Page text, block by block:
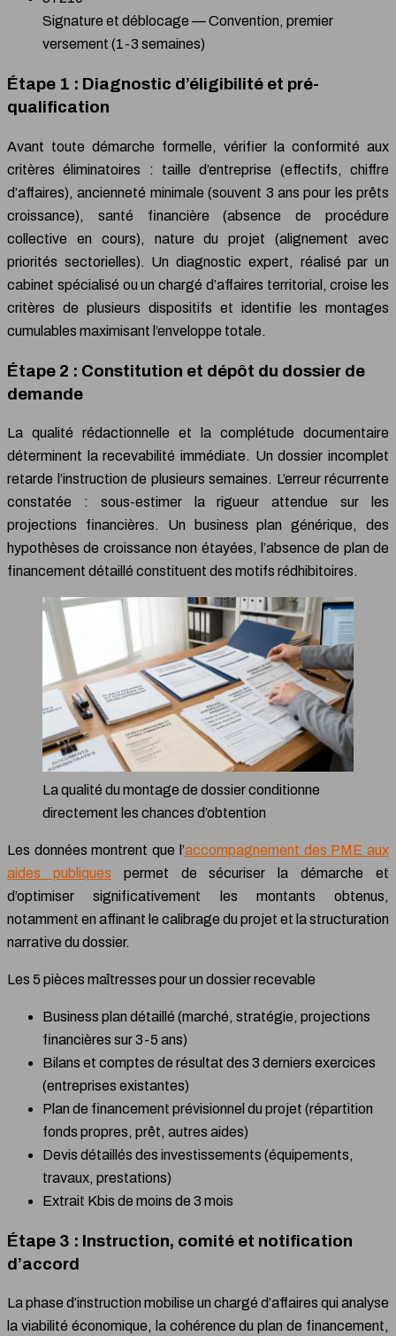
Signature et déblocage — Convention, premier
versement (1-3 semaines)
Étape 1 : Diagnostic d’éligibilité et pré-
qualification
Avant toute démarche formelle, vérifier la conformité aux
critères éliminatoires : taille d’entreprise (effectifs, chiffre
d’affaires), ancienneté minimale (souvent 3 ans pour les prêts
croissance), santé financière (absence de procédure
collective en cours), nature du projet (alignement avec
priorités sectorielles). Un diagnostic expert, réalisé par un
cabinet spécialisé ou un chargé d’affaires territorial, croise les
critères de plusieurs dispositifs et identifie les montages
cumulables maximisant l’enveloppe totale.
Étape 2 : Constitution et dépôt du dossier de
demande
La qualité rédactionnelle et la complétude documentaire
déterminent la recevabilité immédiate. Un dossier incomplet
retarde l’instruction de plusieurs semaines. L’erreur récurrente
constatée : sous-estimer la rigueur attendue sur les
projections financières. Un business plan générique, des
hypothèses de croissance non étayées, l’absence de plan de
financement détaillé constituent des motifs rédhibitoires.
La qualité du montage de dossier conditionne
directement les chances d’obtention
Les données montrent que l’accompagnement des PME aux
aides publiques permet de sécuriser la démarche et
d’optimiser significativement les montants obtenus,
notamment en affinant le calibrage du projet et la structuration
narrative du dossier.
Les 5 pièces maîtresses pour un dossier recevable
Business plan détaillé (marché, stratégie, projections
financières sur 3-5 ans)
Bilans et comptes de résultat des 3 derniers exercices
(entreprises existantes)
Plan de financement prévisionnel du projet (répartition
fonds propres, prêt, autres aides)
Devis détaillés des investissements (équipements,
travaux, prestations)
Extrait Kbis de moins de 3 mois
Étape 3 : Instruction, comité et notification
d’accord
La phase d’instruction mobilise un chargé d’affaires qui analyse
la viabilité économique, la cohérence du plan de financement,